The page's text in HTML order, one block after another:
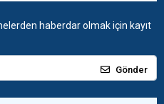
haberdar olmak için kayıt
Gönder